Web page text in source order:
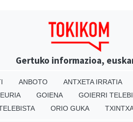
Gertuko informazioa,
ANBOTO ANTXETA IRRATIA
GOIENA GOIERRI
ORIO GUKA